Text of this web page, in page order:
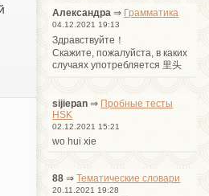
Александра ⇒ Грамматика
04.12.2021 19:13
Здравствуйте！
Cкажите, пожалуйста, в каких
случаях употребляется 里头
sijiepan ⇒ Пробные тесты
HSK
02.12.2021 15:21
wo hui xie
88 ⇒Тематические словари
20.11.2021 19:28